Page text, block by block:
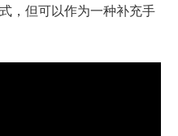
，但可以作为一种补充手